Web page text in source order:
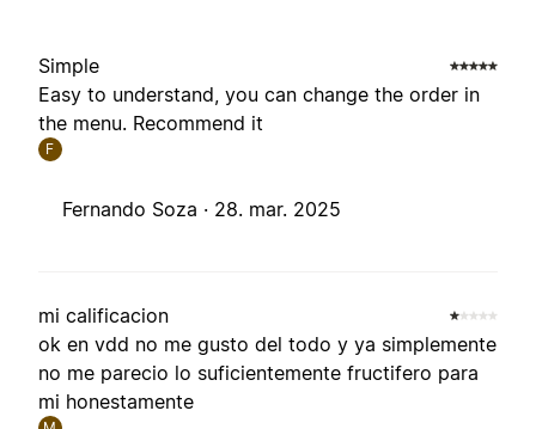
Simple
Easy to understand, you can change the order in
the menu. Recommend it
F
Fernando Soza · 28. mar. 2025
mi calificacion
ok en vdd no me gusto del todo y ya simplemente
no me parecio lo suficientemente fructifero para
mi honestamente